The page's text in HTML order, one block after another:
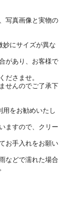
写真画像と実物の
妙にサイズが異な
があり、お客様で
ださませ。
せんのでご了承下
をお勧めいたし
ますので、クリー
お手入れをお願い
などで濡れた場合